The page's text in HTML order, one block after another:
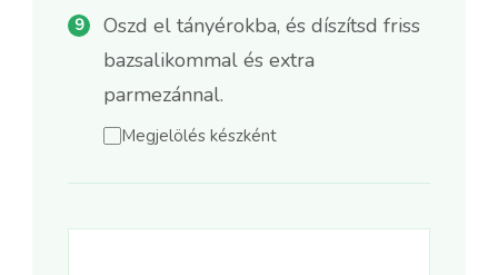
Oszd el tányérokba, és díszítsd friss
bazsalikommal és extra
parmezánnal.
Megjelölés készként